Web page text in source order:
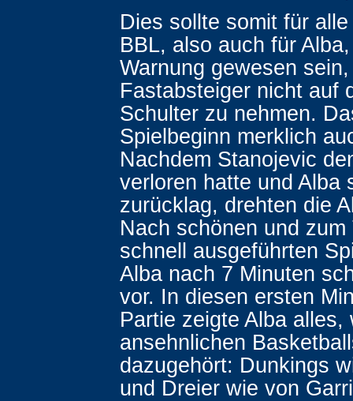
Dies sollte somit für
BBL, also auch für
Warnung gewesen
Fastabsteiger nicht auf
Schulter zu nehmen.
Spielbeginn merklich
Nachdem Stanojevic
verloren hatte und Alba
zurücklag, drehten die
Nach schönen und zum
schnell ausgeführten
Alba nach 7 Minuten
vor. In diesen ersten
Partie zeigte Alba alles,
ansehnlichen
dazugehört: Dunkings
und Dreier wie von